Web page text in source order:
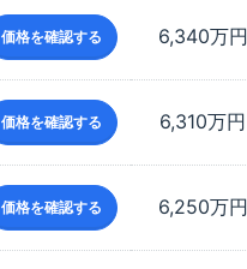
価格を確認する 6,340万円
価格を確認する 6,310万円
価格を確認する 6,250万円